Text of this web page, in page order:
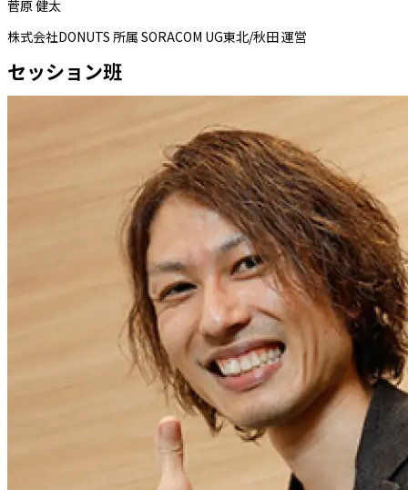
菅原 健太
株式会社DONUTS 所属 SORACOM UG東北/秋田 運営
セッション班